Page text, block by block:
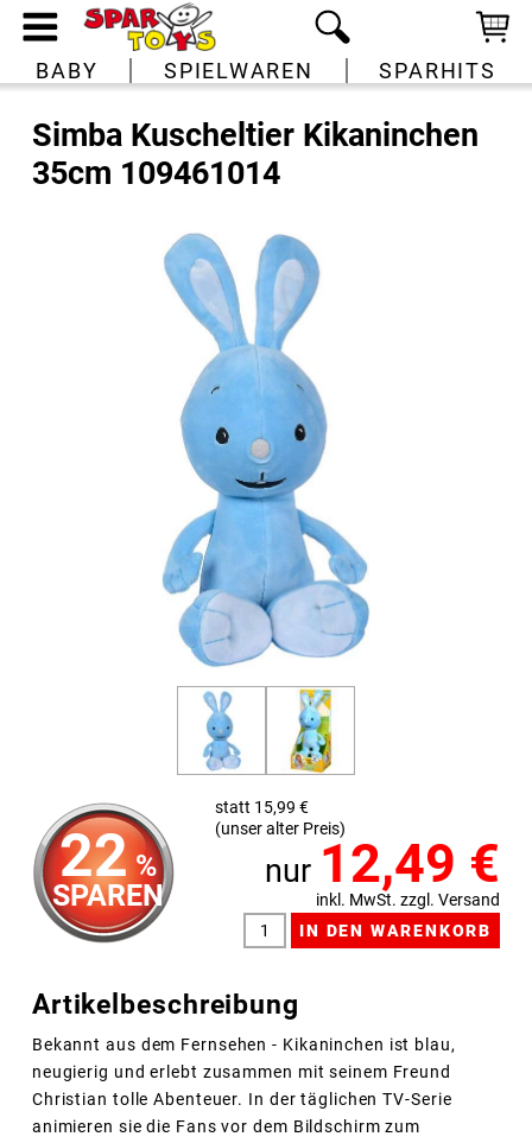
BABY SPIELWAREN SPARHITS
Simba Kuscheltier Kikaninchen
35cm 109461014
22 %
SPAREN
statt 15,99 €
(unser alter Preis)
nur 12,49 €
inkl. MwSt. zzgl. Versand
Artikelbeschreibung
Bekannt aus dem Fernsehen - Kikaninchen ist blau,
neugierig und erlebt zusammen mit seinem Freund
Christian tolle Abenteuer. In der täglichen TV-Serie
animieren sie die Fans vor dem Bildschirm zum